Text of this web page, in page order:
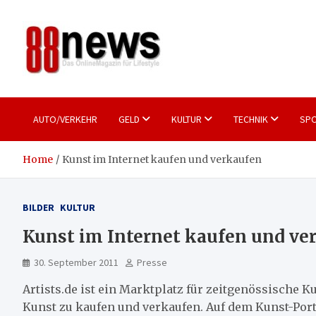
AUTO/VERKEHR GELD KULTUR TECHNIK
Home Kunst im Internet kaufen und verkaufen
BILDER KULTUR
Kunst im Internet kaufen und
30. September 2011 Presse
Artists.de ist ein Marktplatz für zeitgenössische
Kunst zu kaufen und verkaufen. Auf dem Kunst-